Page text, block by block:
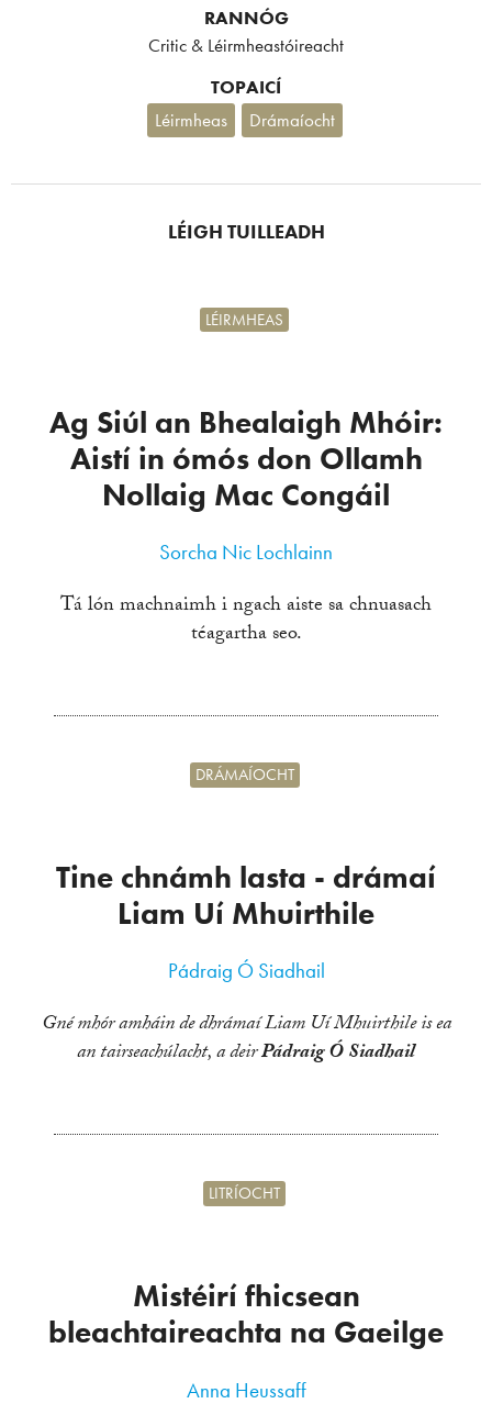
RANNÓG
Critic & Léirmheastóireacht
TOPAICÍ
Léirmheas
Drámaíocht
LÉIGH TUILLEADH
Ag Siúl an Bhealaigh Mhóir:
Aistí in ómós don Ollamh
Nollaig Mac Congáil
LÉIRMHEAS
Sorcha Nic Lochlainn
Tá lón machnaimh i ngach aiste sa chnuasach
téagartha seo.
Tine chnámh lasta - drámaí
Liam Uí Mhuirthile
DRÁMAÍOCHT
Pádraig Ó Siadhail
Gné mhór amháin de dhrámaí Liam Uí Mhuirthile is ea
an tairseachúlacht, a deirPádraig Ó Siadhail
Mistéirí fhicsean
bleachtaireachta na Gaeilge
LITRÍOCHT
Anna Heussaff